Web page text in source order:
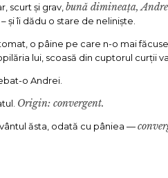
scurt și grav, bună dimineața,
și îi dădu o stare de neliniște.
o pâine pe care n-o mai
lui, scoasă din cuptorul curții
o Andrei.
Origin: convergent.
ăsta, odată cu pâniea —